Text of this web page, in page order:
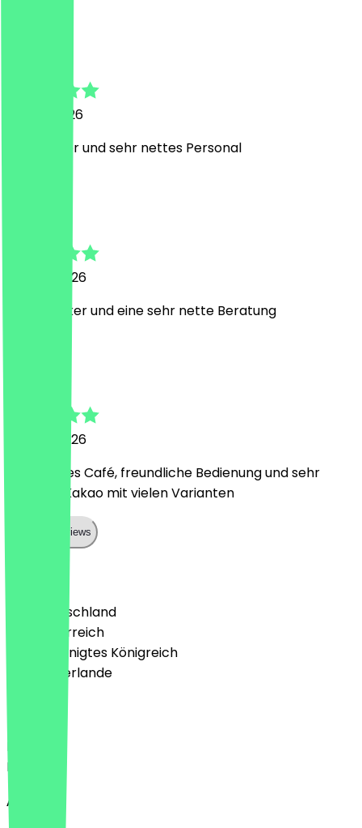
20. Mai 2026
Sehr lecker und sehr nettes Personal
21. April 2026
Super lecker und eine sehr nette Beratung
13. April 2026
Sehr nettes Café, freundliche Bedienung und sehr
leckerer Kakao mit vielen Varianten
Show all reviews
🇩🇪 Deutschland
🇦🇹 Österreich
🇬🇧 Vereinigtes Königreich
🇳🇱 Niederlande
Deutsch
English
About